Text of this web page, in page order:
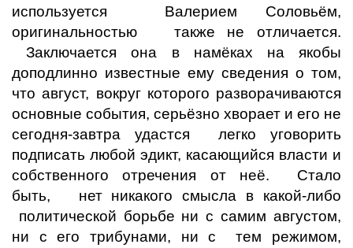
используется Валерием Соловьём,
оригинальностью также не отличается.
Заключается она в намёках на якобы
доподлинно известные ему сведения о том,
что август, вокруг которого разворачиваются
основные события, серьёзно хворает и его не
сегодня-завтра удастся легко уговорить
подписать любой эдикт, касающийся власти и
собственного отречения от неё. Стало
быть, нет никакого смысла в какой-либо
политической борьбе ни с самим августом,
ни с его трибунами, ни с тем режимом,